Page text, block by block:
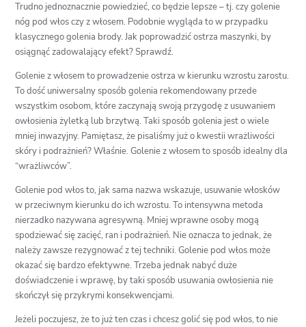
Trudno jednoznacznie powiedzieć, co będzie lepsze – tj. czy golenie
nóg pod włos czy z włosem. Podobnie wygląda to w przypadku
klasycznego golenia brody. Jak poprowadzić ostrza maszynki, by
osiągnąć zadowalający efekt? Sprawdź.
Golenie z włosem to prowadzenie ostrza w kierunku wzrostu zarostu.
To dość uniwersalny sposób golenia rekomendowany przede
wszystkim osobom, które zaczynają swoją przygodę z usuwaniem
owłosienia żyletką lub brzytwą. Taki sposób golenia jest o wiele
mniej inwazyjny. Pamiętasz, że pisaliśmy już o kwestii wrażliwości
skóry i podrażnień? Właśnie. Golenie z włosem to sposób idealny dla
“wrażliwców”.
Golenie pod włos to, jak sama nazwa wskazuje, usuwanie włosków
w przeciwnym kierunku do ich wzrostu. To intensywna metoda
nierzadko nazywana agresywną. Mniej wprawne osoby mogą
spodziewać się zacięć, ran i podrażnień. Nie oznacza to jednak, że
należy zawsze rezygnować z tej techniki. Golenie pod włos może
okazać się bardzo efektywne. Trzeba jednak nabyć duże
doświadczenie i wprawę, by taki sposób usuwania owłosienia nie
skończył się przykrymi konsekwencjami.
Jeżeli poczujesz, że to już ten czas i chcesz golić się pod włos, to nie